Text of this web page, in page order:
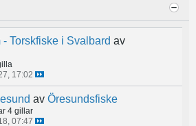
Torskfiske i Svalbard av
17:02
av Öresundsfiske
4 gillar
07:47